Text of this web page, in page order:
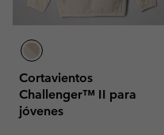
Cortavientos
Challenger™ II para
jóvenes